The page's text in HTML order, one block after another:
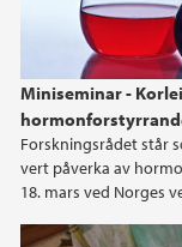
Miniseminar -
Forskningsrådet står
vert påverka av
18. mars ved Norges